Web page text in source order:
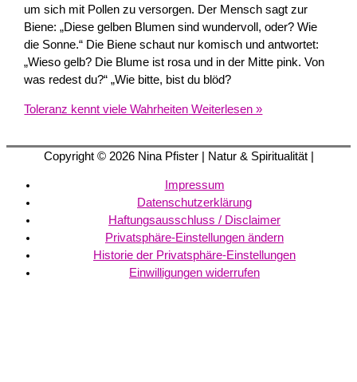
um sich mit Pollen zu versorgen. Der Mensch sagt zur
Biene: „Diese gelben Blumen sind wundervoll, oder? Wie
die Sonne.“ Die Biene schaut nur komisch und antwortet:
„Wieso gelb? Die Blume ist rosa und in der Mitte pink. Von
was redest du?“ „Wie bitte, bist du blöd?
Toleranz kennt viele Wahrheiten Weiterlesen »
Copyright © 2026 Nina Pfister| Natur & Spiritualität |
Impressum
Datenschutzerklärung
Haftungsausschluss / Disclaimer
Privatsphäre-Einstellungen ändern
Historie der Privatsphäre-Einstellungen
Einwilligungen widerrufen